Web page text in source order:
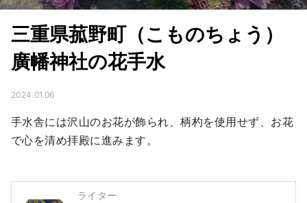
三重県菰野町（こものちょう）
廣幡神社の花手水
2024.01.06
手水舎には沢山のお花が飾られ、柄杓を使用せず、お花
で心を清め拝殿に進みます。
ライター